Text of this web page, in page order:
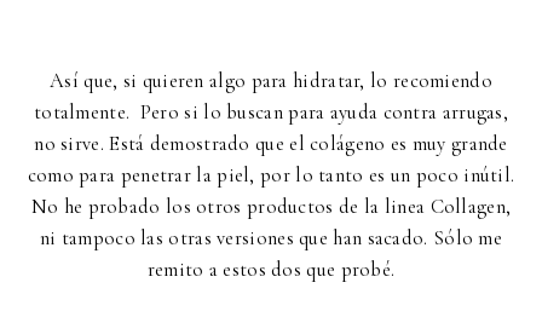
Así que, si quieren algo para hidratar, lo recomiendo
totalmente. Pero si lo buscan para ayuda contra arrugas,
no sirve. Está demostrado que el colágeno es muy grande
como para penetrar la piel, por lo tanto es un poco inútil.
No he probado los otros productos de la linea Collagen,
ni tampoco las otras versiones que han sacado. Sólo me
remito a estos dos que probé.